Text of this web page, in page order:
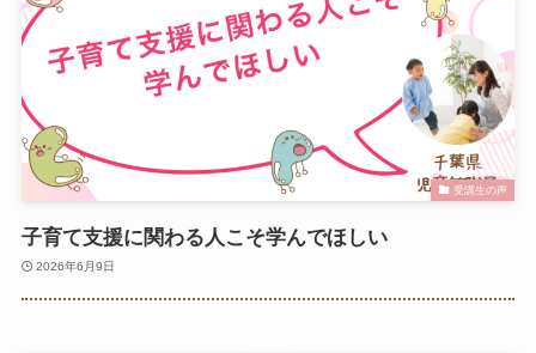
受講生の声
子育て支援に関わる人こそ学んでほしい
2026年6月9日